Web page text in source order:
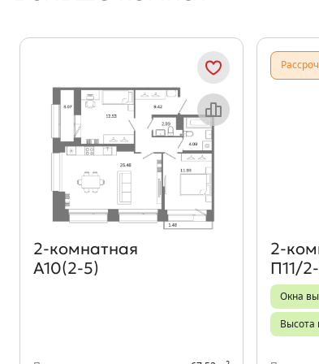
Объект месяца
2‑комнатная
А10(2-5)
П11/
Окна
Высота